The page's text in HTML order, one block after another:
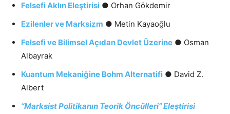
Felsefi Aklın Eleştirisi ● Orhan Gökdemir
Ezilenler ve Marksizm ● Metin Kayaoğlu
Felsefi ve Bilimsel Açıdan Devlet Üzerine ● Osman
Albayrak
Kuantum Mekaniğine Bohm Alternatifi ● David Z.
Albert
“Marksist Politikanın Teorik Öncülleri” Eleştirisi